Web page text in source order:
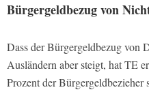
Bürgergeldbezug von
Dass der Bürgergeldbezug von
Ausländern aber steigt, hat TE
Prozent der Bürgergeldbezieher